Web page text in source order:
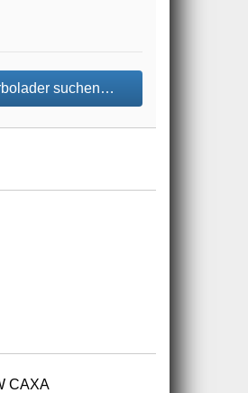
suchen…
CAXA